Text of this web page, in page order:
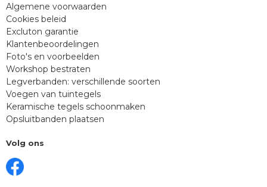
Algemene voorwaarden
Cookies beleid
Excluton garantie
Klantenbeoordelingen
Foto's en voorbeelden
Workshop bestraten
Legverbanden: verschillende soorten
Voegen van tuintegels
Keramische tegels schoonmaken
Opsluitbanden plaatsen
Volg ons